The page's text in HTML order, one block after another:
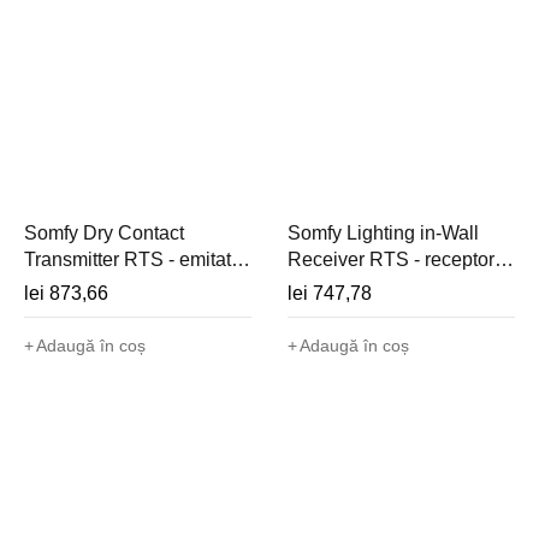
Somfy Dry Contact
Transmitter RTS - emitator
radio de interior pentru
montaj ingropat - 1810334
lei 873,66
Adaugă în coș
Somfy Lighting in-Wall
Receiver RTS - receptor
pentru iluminat in doza
comutatorului - 1811251
lei 747,78
Adaugă în coș